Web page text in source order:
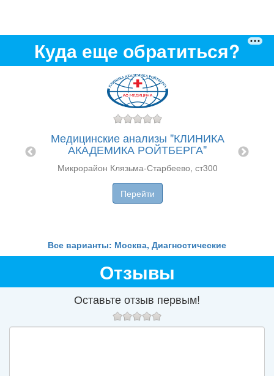
Куда еще обратиться?
Медицинские анализы "КЛИНИКА
АКАДЕМИКА РОЙТБЕРГА"
​Микрорайон Клязьма-Старбеево, ст300
Перейти
Все варианты: Москва, Диагностические
Отзывы
Оставьте отзыв первым!